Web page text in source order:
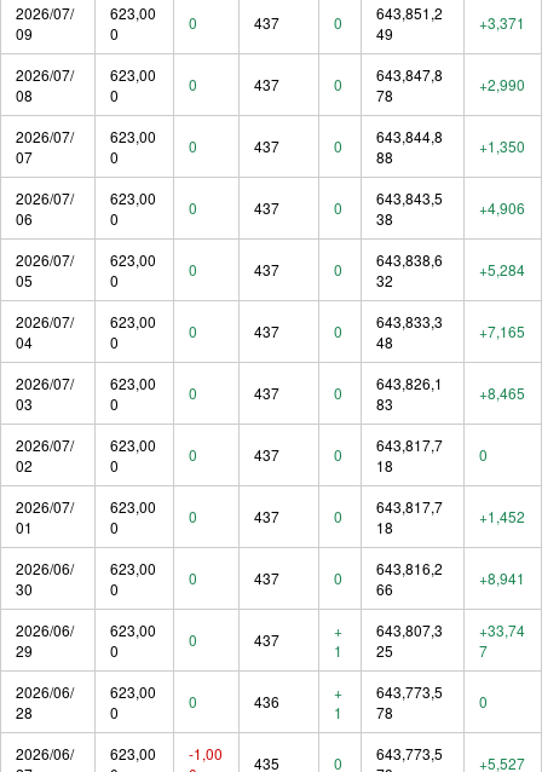
2026/07/
09
623,00
0
0 437 0
643,851,2
49
+3,371
2026/07/
08
623,00
0
0 437 0
643,847,8
78
+2,990
2026/07/
07
623,00
0
0 437 0
643,844,8
88
+1,350
2026/07/
06
623,00
0
0 437 0
643,843,5
38
+4,906
2026/07/
05
623,00
0
0 437 0
643,838,6
32
+5,284
2026/07/
04
623,00
0
0 437 0
643,833,3
48
+7,165
2026/07/
03
623,00
0
0 437 0
643,826,1
83
+8,465
2026/07/
02
623,00
0
0 437 0
643,817,7
18
0
2026/07/
01
623,00
0
0 437 0
643,817,7
18
+1,452
2026/06/
30
623,00
0
0 437 0
643,816,2
66
+8,941
2026/06/
29
623,00
0
0 437
+
1
643,807,3
25
+33,74
7
2026/06/
28
623,00
0
0 436
+
1
643,773,5
78
0
2026/06/
623,00
-1,00
435 0
643,773,5
+5,527